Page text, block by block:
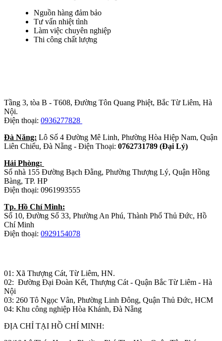
Nguồn hàng đảm bảo
Tư vấn nhiệt tình
Làm việc chuyên nghiệp
Thi công chất lượng
Tầng 3, tòa B - T608, Đường Tôn Quang Phiệt, Bắc Từ Liêm, Hà
Nội.
Điện thoại: 0936277828
Đà Năng: Lô Số 4 Đường Mê Linh, Phường Hòa Hiệp Nam, Quận
Liên Chiểu, Đà Nẵng - Điện Thoại: 0762731789 (Đại Lý)
Hải Phòng:
Số nhà 155 Đường Bạch Đằng, Phường Thượng Lý, Quận Hồng
Bàng, TP. HP
Điện thoại: 0961993555
Tp. Hồ Chí Minh:
Số 10, Đường Số 33, Phường An Phú, Thành Phố Thủ Đức, Hồ
Chí Minh
Điện thoại: 0929154078
01: Xã Thượng Cát, Từ Liêm, HN.
02: Đường Đại Đoàn Kết, Thượng Cát - Quận Bắc Từ Liêm - Hà
Nội
03: 260 Tô Ngọc Vân, Phường Linh Đông, Quận Thủ Đức, HCM
04: Khu công nghiệp Hòa Khánh, Đà Nẵng
ĐỊA CHỈ TẠI HỒ CHÍ MINH: